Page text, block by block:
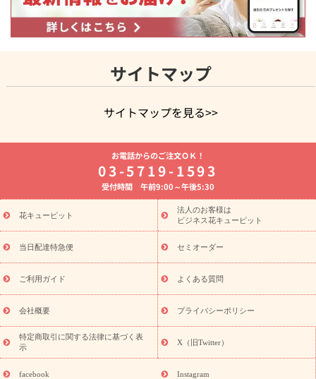
サイトマップ
サイトマップを見る>>
よく贈られる花
お祝いの花特集
誕生日フラワーギフト特集
8月の誕生花(トルコキキョウ)
開店・開業祝い
お供え・お悔やみ お供え・お悔やみの花
通夜・葬儀に贈る花 胡蝶蘭・花鉢
ーブドフラワー
季節のイベント
ひまわり ギフト・プレゼント
特集
お盆 花（新盆・初盆） 季節のイベント
お盆 花（新
盆・初盆）
お盆 花（新盆・初盆）
お盆・お供え 花とセットギ
フト
お盆・お供え プリザーブドフラワー
ひまわり ギフト・プ
レゼント特集
夏の花贈り・お中元・暑中見舞い 花のギフト特集
敬老の日におくる花ギフト・プレゼント特集
花ギフト・プレゼント特集
敬老の日 花のおすすめランキング
敬
老の日 花鉢植えのギフト・プレゼント特集
敬老の日 花とセットギ
フト・プレゼント特集
敬老の日の花 全てのギフト一覧
キャン
ペーン
映画『ウォーターガーディアンズ』コラボキャンペーン
「きょう誕生日なんです」キャンペーン
誕生日の花を探す
誕生日フラワーギフト 誕生日フラワーギフト特集
お電話からのご注文ＯＫ！
03-5719-1593
受付時間 午前9:00～午後5:30
花キューピット
法人のお客様は
ビジネス花キューピット
当日配達特急便 セミオーダー
ご利用ガイド よくある質問
会社概要 プライバシーポリシー
特定商取引に関する法律に基づく表
示
X（旧Twitter）
facebook Instagram